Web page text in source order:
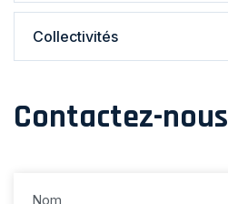
Collectivités
Contactez-nous